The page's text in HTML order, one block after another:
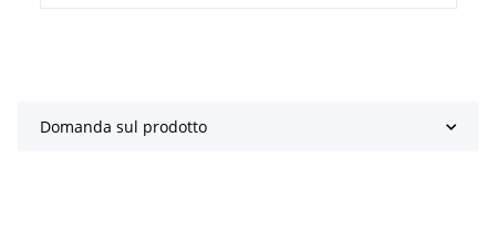
Domanda sul prodotto